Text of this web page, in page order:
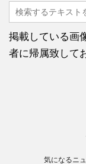
ゴ
リ
ー
掲載している画
者に帰属致して
気になるニ